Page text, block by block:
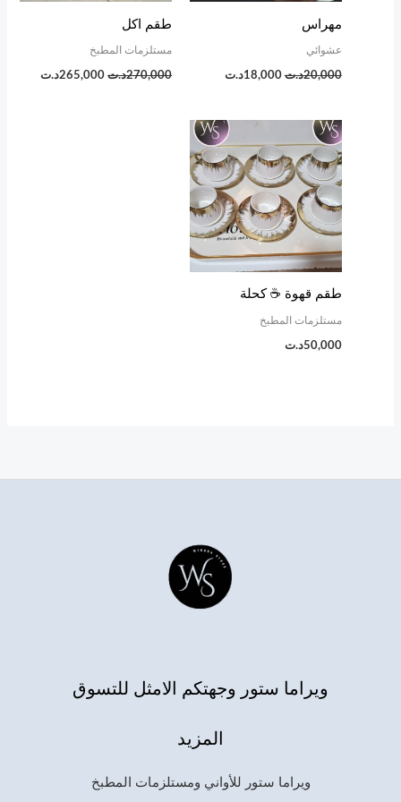
مهراس
عشوائي
20,000د.ت 18,000د.ت
طقم اكل
مستلزمات المطبخ
270,000د.ت 265,000د.ت
طقم قهوة ☕️ كحلة
مستلزمات المطبخ
50,000د.ت
ويراما ستور وجهتكم الامثل للتسوق
المزيد
ويراما ستور للأواني ومستلزمات المطبخ